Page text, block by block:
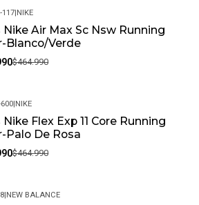
117|NIKE
Nike Air Max Sc Nsw Running
Blanco/Verde
$464.990
|NIKE
Nike Flex Exp 11 Core Running
Palo De Rosa
$464.990
|NEW BALANCE